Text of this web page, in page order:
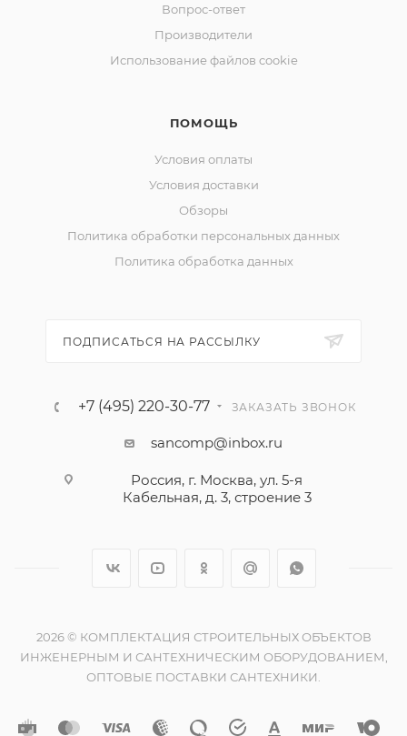
Вопрос-ответ
Производители
Использование файлов cookie
ПОМОЩЬ
Условия оплаты
Условия доставки
Обзоры
Политика обработки персональных данных
Политика обработка данных
ПОДПИСАТЬСЯ НА РАССЫЛКУ
+7 (495) 220-30-77 ЗАКАЗАТЬ ЗВОНОК
sancomp@inbox.ru
Россия, г. Москва, ул. 5-я
Кабельная, д. 3, строение 3
2026 © КОМПЛЕКТАЦИЯ СТРОИТЕЛЬНЫХ ОБЪЕКТОВ
ИНЖЕНЕРНЫМ И САНТЕХНИЧЕСКИМ ОБОРУДОВАНИЕМ,
ОПТОВЫЕ ПОСТАВКИ САНТЕХНИКИ.